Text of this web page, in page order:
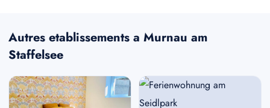
Autres etablissements a Murnau am
Staffelsee